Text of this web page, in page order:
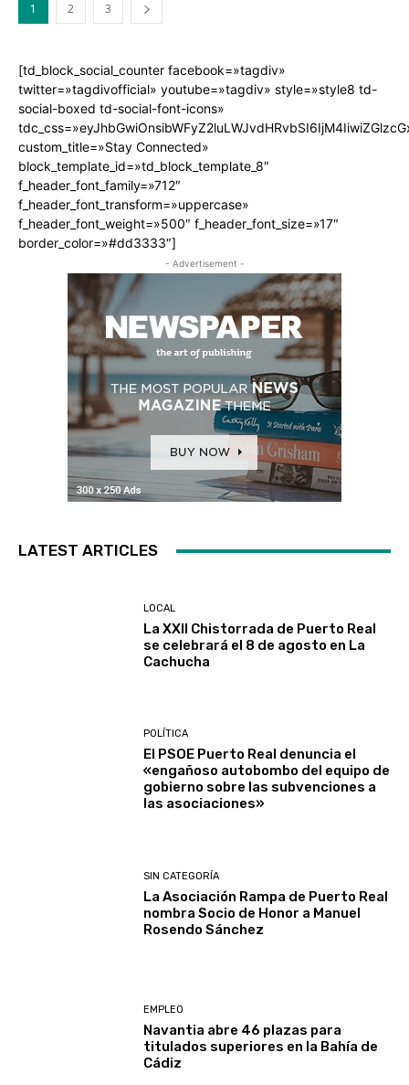
1 2 3
[td_block_social_counter facebook=»tagdiv»
twitter=»tagdivofficial» youtube=»tagdiv» style=»style8 td-
social-boxed td-social-font-icons»
custom_title=»Stay Connected»
block_template_id=»td_block_template_8″
f_header_font_family=»712″
f_header_font_transform=»uppercase»
f_header_font_weight=»500″ f_header_font_size=»17″
border_color=»#dd3333″]
- Advertisement -
LATEST ARTICLES
LOCAL
La XXII Chistorrada de Puerto Real
se celebrará el 8 de agosto en La
Cachucha
POLÍTICA
El PSOE Puerto Real denuncia el
«engañoso autobombo del equipo de
gobierno sobre las subvenciones a
las asociaciones»
SIN CATEGORÍA
La Asociación Rampa de Puerto Real
nombra Socio de Honor a Manuel
Rosendo Sánchez
EMPLEO
Navantia abre 46 plazas para
titulados superiores en la Bahía de
Cádiz